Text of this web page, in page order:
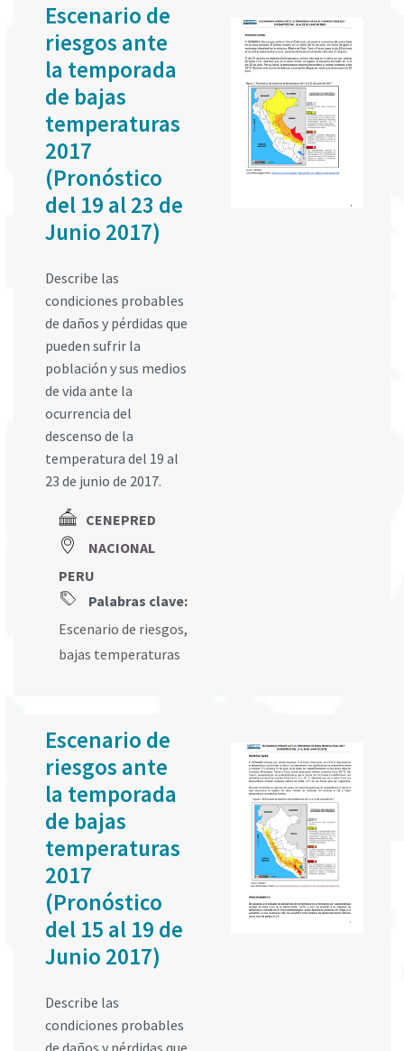
Escenario de
riesgos ante
la temporada
de bajas
temperaturas
2017
(Pronóstico
del 19 al 23 de
Junio 2017)
Describe las
condiciones probables
de daños y pérdidas que
pueden sufrir la
población y sus medios
de vida ante la
ocurrencia del
descenso de la
temperatura del 19 al
23 de junio de 2017.
CENEPRED
NACIONAL
PERU
Palabras clave:
Escenario de riesgos,
bajas temperaturas
Escenario de
riesgos ante
la temporada
de bajas
temperaturas
2017
(Pronóstico
del 15 al 19 de
Junio 2017)
Describe las
condiciones probables